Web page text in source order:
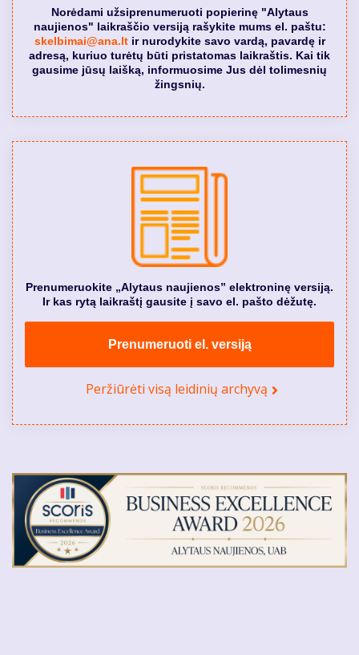
Norėdami užsiprenumeruoti popierinę "Alytaus
naujienos" laikraščio versiją rašykite mums el. paštu:
skelbimai@ana.ltir nurodykite savo vardą, pavardę ir
adresą, kuriuo turėtų būti pristatomas laikraštis. Kai tik
gausime jūsų laišką, informuosime Jus dėl tolimesnių
žingsnių.
Prenumeruokite „Alytaus naujienos” elektroninę versiją.
Ir kas rytą laikraštį gausite į savo el. pašto dėžutę.
Prenumeruoti el. versiją
Peržiūrėti visą leidinių archyvą